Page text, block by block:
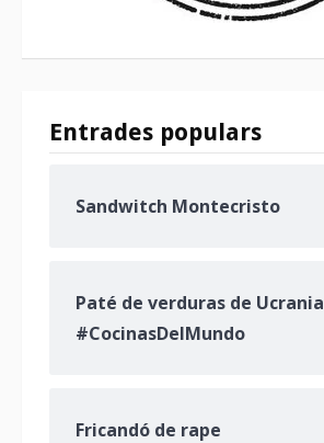
Entrades populars
Sandwitch Montecristo
Paté de verduras de Ucrania
#CocinasDelMundo
Fricandó de rape